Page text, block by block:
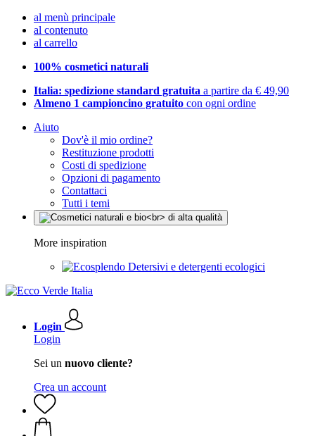
al menù principale
al contenuto
al carrello
100% cosmetici naturali
Italia: spedizione standard gratuita a partire da € 49,90
Almeno 1 campioncino gratuito con ogni ordine
Aiuto
Dov'è il mio ordine?
Restituzione prodotti
Costi di spedizione
Opzioni di pagamento
Contattaci
Tutti i temi
More inspiration
Detersivi e detergenti ecologici
Login
Login
Sei un nuovo cliente?
Crea un account